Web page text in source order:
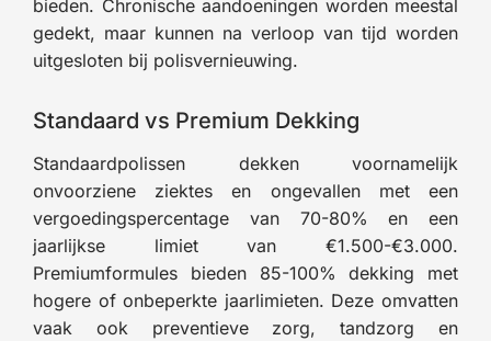
bieden. Chronische aandoeningen worden meestal
gedekt, maar kunnen na verloop van tijd worden
uitgesloten bij polisvernieuwing.
Standaard vs Premium Dekking
Standaardpolissen dekken voornamelijk
onvoorziene ziektes en ongevallen met een
vergoedingspercentage van 70-80% en een
jaarlijkse limiet van €1.500-€3.000.
Premiumformules bieden 85-100% dekking met
hogere of onbeperkte jaarlimieten. Deze omvatten
vaak ook preventieve zorg, tandzorg en